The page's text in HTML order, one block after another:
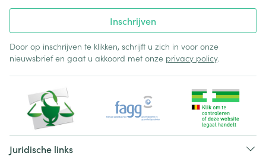
Inschrijven
Door op inschrijven te klikken, schrijft u zich in voor onze
nieuwsbrief en gaat u akkoord met onze privacy policy.
Juridische links